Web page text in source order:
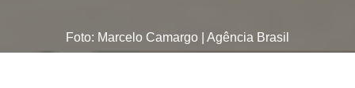
Foto: Marcelo Camargo | Agência Brasil